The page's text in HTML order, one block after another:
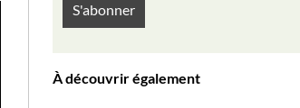
À découvrir également